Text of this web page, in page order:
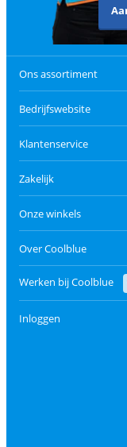
Ons assortiment
Bedrijfswebsite
Klantenservice
Zakelijk
Onze winkels
Over Coolblue
Werken bij Coolblue
Inloggen